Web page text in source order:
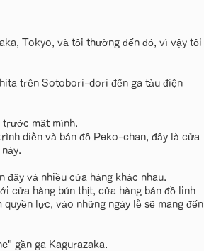
Tokyo, và tôi thường đến đó, vì vậy tôi
trên Sotobori-dori đến ga tàu điện
trước mặt mình.
diễn và bán đồ Peko-chan, đây là cửa
đây và nhiều cửa hàng khác nhau.
cửa hàng bún thịt, cửa hàng bán đồ linh
lực, vào những ngày lễ sẽ mang đến
gần ga Kagurazaka.